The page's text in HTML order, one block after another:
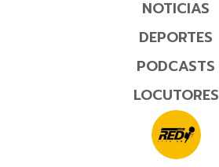
NOTICIAS
DEPORTES
PODCASTS
LOCUTORES